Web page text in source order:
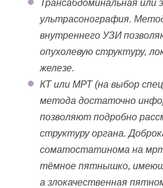
Трансабдоминальная или
ультрасонография.
внутреннего УЗИ
опухолевую структуру,
железе.
КТ или МРТ (на выбор
метода достаточно
позволяют подробно
структуру органа.
соматостатинома на
тёмное пятнышко,
а злокачественная